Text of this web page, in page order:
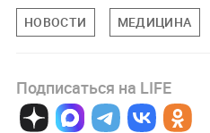
НОВОСТИ МЕДИЦИНА
Подписаться на LIFE